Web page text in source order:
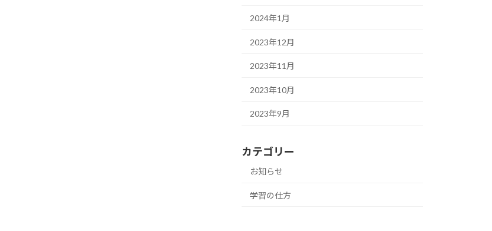
2024年1月
2023年12月
2023年11月
2023年10月
2023年9月
カテゴリー
お知らせ
学習の仕方